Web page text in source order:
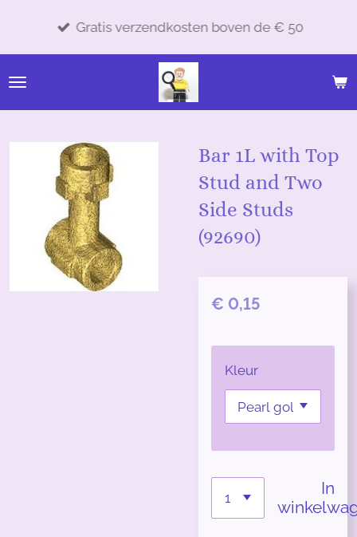
de
hoofdinhoud
Gratis verzendkosten boven de € 50
Bar 1L with Top
Stud and Two
Side Studs
(92690)
€ 0,15
Kleur
In